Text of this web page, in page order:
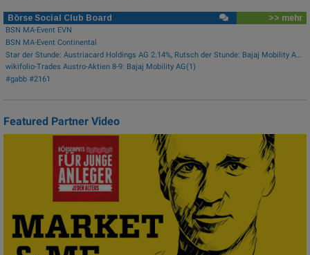
Börse Social Club Board >> mehr
BSN MA-Event EVN
BSN MA-Event Continental
Star der Stunde: Austriacard Holdings AG 2.14%, Rutsch der Stunde: Bajaj Mobility AG -1.3%
wikifolio-Trades Austro-Aktien 8-9: Bajaj Mobility AG(1)
#gabb #2161
Featured Partner Video